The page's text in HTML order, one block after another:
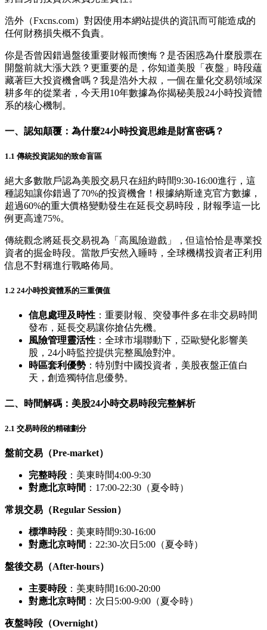
浩外（Fxcns.com）對因使用本網站提供的資訊而可能造成的
任何財務損失概不負責。
你是否曾因錯過盤後重要財報而懊悔？是否困惑為什麼股票在
開盤前就大漲大跌？更重要的是，你知道美股「夜盤」時段蘊
藏著巨大投資機會嗎？我是浩外大叔，一個在量化交易領域深
耕多年的從業者，今天用10年數據為你揭秘美股24小時投資體
系的核心機制。
一、認知顛覆：為什麼24小時投資思維是財富密碼？
1.1 傳統投資認知的致命盲區
絕大多數散戶認為美股交易只在紐約時間9:30-16:00進行，這
種認知讓你錯過了70%的投資機會！根據納斯達克官方數據，
超過60%的重大價格變動發生在延長交易時段，財報季這一比
例更高達75%。
傳統觀念將延長交易視為「高風險遊戲」，但這恰恰是專業投
資者的掘金時段。當散戶安然入睡時，全球機構投資者正利用
信息不對稱進行戰略佈局。
1.2 24小時投資體系的三重價值
信息處理及時性 ：重要財報、突發事件多在非交易時間
發布，延長交易讓你搶佔先機。
風險管理靈活性 ：全球市場聯動下，亞歐變化影響美
股，24小時監控提供完整風險對沖。
時區套利優勢 ：特別對中國投資者，美股夜盤正值白
天，創造獨特信息優勢。
二、時間解碼：美股24小時交易時段完整解析
2.1 交易時段的精確劃分
盤前交易（Pre-market）
完整時段 ：美東時間4:00-9:30
對應北京時間 ：17:00-22:30（夏令時）
常規交易（Regular Session）
標準時段 ：美東時間9:30-16:00
對應北京時間 ：22:30-次日5:00（夏令時）
盤後交易（After-hours）
主要時段 ：美東時間16:00-20:00
對應北京時間 ：次日5:00-9:00（夏令時）
夜盤時段（Overnight）